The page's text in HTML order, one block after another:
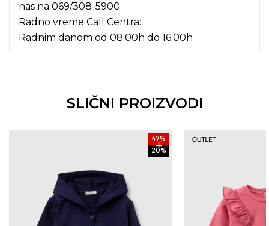
nas na 069/308-5900
Radno vreme Call Centra:
Radnim danom od 08:00h do 16:00h
SLIČNI PROIZVODI
47%
20%